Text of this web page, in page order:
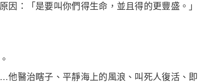
：「是要叫你們得生命，並且得的更豐盛。」
醫治瞎子、平靜海上的風浪、叫死人復活、即